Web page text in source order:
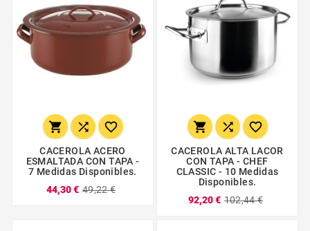
  
CACEROLA ACERO
ESMALTADA CON TAPA -
7 Medidas Disponibles.
44,30 € 49,22 €
  
CACEROLA ALTA LACOR
CON TAPA - CHEF
CLASSIC - 10 Medidas
Disponibles.
92,20 € 102,44 €